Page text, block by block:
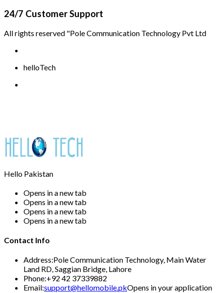
24/7 Customer Support
All rights reserved "Pole Communication Technology Pvt Ltd
helloTech
Hello Pakistan
Opens in a new tab
Opens in a new tab
Opens in a new tab
Opens in a new tab
Contact Info
Address:Pole Communication Technology, Main Water
Land RD, Saggian Bridge, Lahore
Phone:+92 42 37339882
Email:support@hellomobile.pkOpens in your application